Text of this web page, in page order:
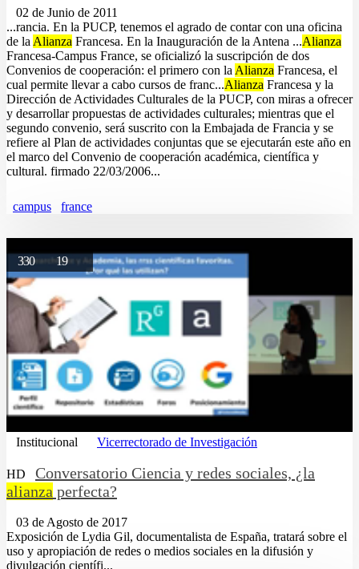
02 de Junio de 2011
...rancia. En la PUCP, tenemos el agrado de contar con una oficina
de la Alianza Francesa. En la Inauguración de la Antena ...Alianza
Francesa-Campus France, se oficializó la suscripción de dos
Convenios de cooperación: el primero con la Alianza Francesa, el
cual permite llevar a cabo cursos de franc...Alianza Francesa y la
Dirección de Actividades Culturales de la PUCP, con miras a ofrecer
y desarrollar propuestas de actividades culturales; mientras que el
segundo convenio, será suscrito con la Embajada de Francia y se
refiere al Plan de actividades conjuntas que se ejecutarán este año en
el marco del Convenio de cooperación académica, científica y
cultural. firmado 22/03/2006...
campus france
33019
Institucional Vicerrectorado de Investigación
HD
Conversatorio Ciencia y redes sociales, ¿la
alianza perfecta?
03 de Agosto de 2017
Exposición de Lydia Gil, documentalista de España, tratará sobre el
uso y apropiación de redes o medios sociales en la difusión y
divulgación científi...